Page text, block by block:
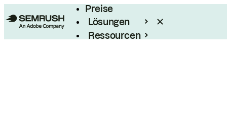
Preise
Lösungen
Ressourcen